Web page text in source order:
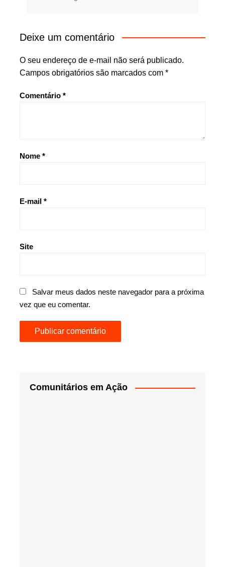
Deixe um comentário
O seu endereço de e-mail não será publicado.
Campos obrigatórios são marcados com *
Comentário *
Nome *
E-mail *
Site
Salvar meus dados neste navegador para a próxima
vez que eu comentar.
Comunitários em Ação